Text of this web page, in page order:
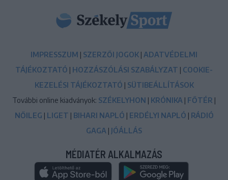
IMPRESSZUM | SZERZŐI JOGOK | ADATVÉDELMI
TÁJÉKOZTATÓ | HOZZÁSZÓLÁSI SZABÁLYZAT | COOKIE-
KEZELÉSI TÁJÉKOZTATÓ | SÜTIBEÁLLÍTÁSOK
További online kiadványok: SZÉKELYHON | KRÓNIKA | FŐTÉR |
NŐILEG | LIGET | BIHARI NAPLÓ | ERDÉLYI NAPLÓ | RÁDIÓ
GAGA | JÓÁLLÁS
MÉDIATÉR ALKALMAZÁS